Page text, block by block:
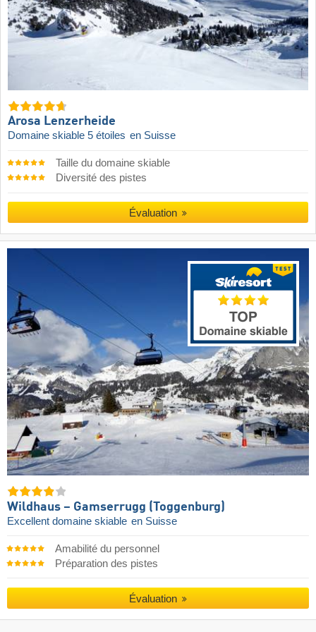
Arosa Lenzerheide
Domaine skiable 5 étoiles en Suisse
Taille du domaine skiable
Diversité des pistes
Évaluation
Wildhaus – Gamserrugg (Toggenburg)
Excellent domaine skiable en Suisse
Amabilité du personnel
Préparation des pistes
Évaluation